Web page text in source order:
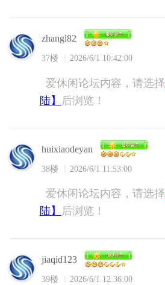
zhangl82
37楼 2026/6/1 10:42:00
爱休闲论坛内容，请选择
陆】
后浏览！
huixiaodeyan
38楼 2026/6/1 11:53:00
爱休闲论坛内容，请选择
陆】
后浏览！
jiaqid123
39楼 2026/6/1 12:36:00